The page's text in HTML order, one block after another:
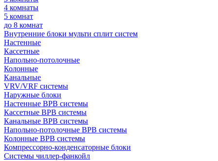
4 комнаты
5 комнат
до 8 комнат
Внутренние блоки мульти сплит систем
Настенные
Кассетные
Напольно-потолочные
Колонные
Канальные
VRV/VRF системы
Наружные блоки
Настенные ВРВ системы
Кассетные ВРВ системы
Канальные ВРВ системы
Напольно-потолочные ВРВ системы
Колонные ВРВ системы
Компрессорно-конденсаторные блоки
Системы чиллер-фанкойл